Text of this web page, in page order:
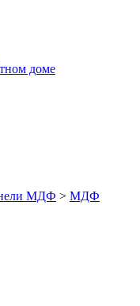
доме
МДФ > МДФ